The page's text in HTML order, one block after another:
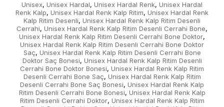
Unisex, Unisex Hardal, Unisex Hardal Renk, Unisex Hardal
Renk Kalp, Unisex Hardal Renk Kalp Ritim, Unisex Hardal Renk
Kalp Ritim Desenli, Unisex Hardal Renk Kalp Ritim Desenli
Cerrahi, Unisex Hardal Renk Kalp Ritim Desenli Cerrahi Bone,
Unisex Hardal Renk Kalp Ritim Desenli Cerrahi Bone Doktor,
Unisex Hardal Renk Kalp Ritim Desenli Cerrahi Bone Doktor
Saç, Unisex Hardal Renk Kalp Ritim Desenli Cerrahi Bone
Doktor Saç Bonesi, Unisex Hardal Renk Kalp Ritim Desenli
Cerrahi Bone Doktor Bonesi, Unisex Hardal Renk Kalp Ritim
Desenli Cerrahi Bone Saç, Unisex Hardal Renk Kalp Ritim
Desenli Cerrahi Bone Saç Bonesi, Unisex Hardal Renk Kalp
Ritim Desenli Cerrahi Bone Bonesi, Unisex Hardal Renk Kalp
Ritim Desenli Cerrahi Doktor, Unisex Hardal Renk Kalp Ritim